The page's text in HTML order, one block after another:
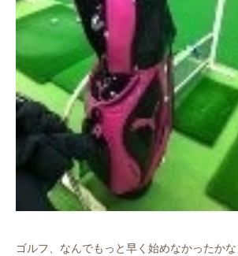
ゴルフ、なんでもっと早く始めなかったか